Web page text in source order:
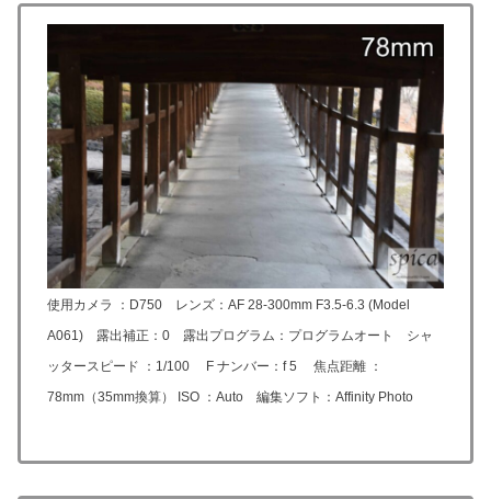
使用カメラ ：D750 レンズ： AF 28-300mm F3.5-6.3 (Model
A061) 露出補正：0 露出プログラム：プログラムオート シャ
ッタースピード ：1/100 F ナンバー：f 5 焦点距離 ：
78mm（35mm換算） ISO ：Auto 編集ソフト：Affinity Photo